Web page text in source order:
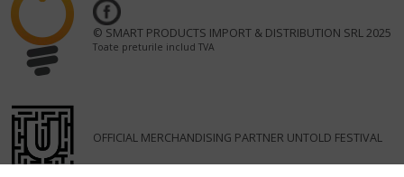
© SMART PRODUCTS IMPORT & DISTRIBUTION SRL 2025
Toate preturile includ TVA
OFFICIAL MERCHANDISING PARTNER UNTOLD FESTIVAL